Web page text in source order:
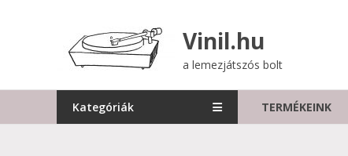
Vinil.hu
a lemezjátszós bolt
Kategóriák TERMÉKEINK